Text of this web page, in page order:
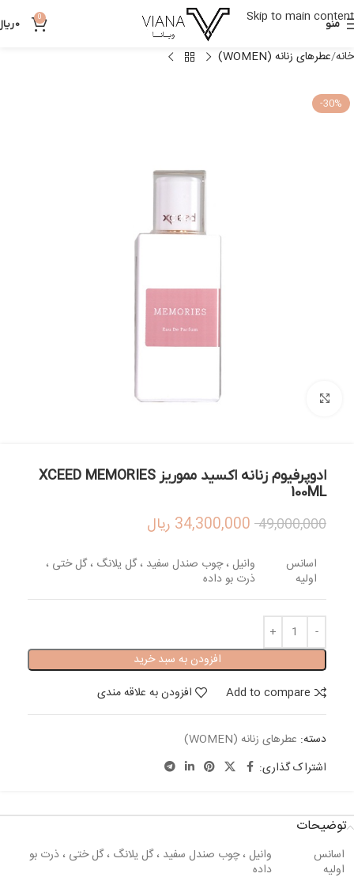
Skip to main content
منو 0
0
خانه عطرهای زنانه (WOMEN)
-30%
ادوپرفیوم زنانه اکسید مموریز XCEED MEMORIES
100ML
49,000,000
34,300,000 ریال
اسانس
اولیه
وانیل ، چوب صندل سفید ، گل یلانگ ، گل ختی ،
ذرت بو داده
افزودن به سبد خرید
Add to compare
افزودن به علاقه مندی
دسته: عطرهای زنانه (WOMEN)
اشتراک گذاری:
توضیحات
اسانس
اولیه
وانیل ، چوب صندل سفید ، گل یلانگ ، گل ختی ، ذرت بو
داده